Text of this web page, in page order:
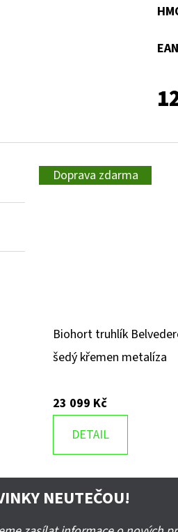
EAN
Doprava zdarma
Biohort truhlík
šedý křemen metalíza
23 099 Kč
DETAIL
NEUTEČOU!